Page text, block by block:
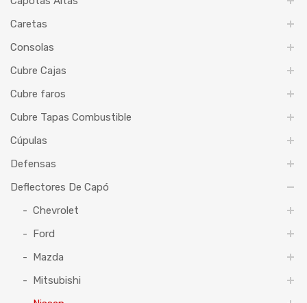
Caretas
Consolas
Cubre Cajas
Cubre faros
Cubre Tapas Combustible
Cúpulas
Defensas
Deflectores De Capó
Chevrolet
Ford
Mazda
Mitsubishi